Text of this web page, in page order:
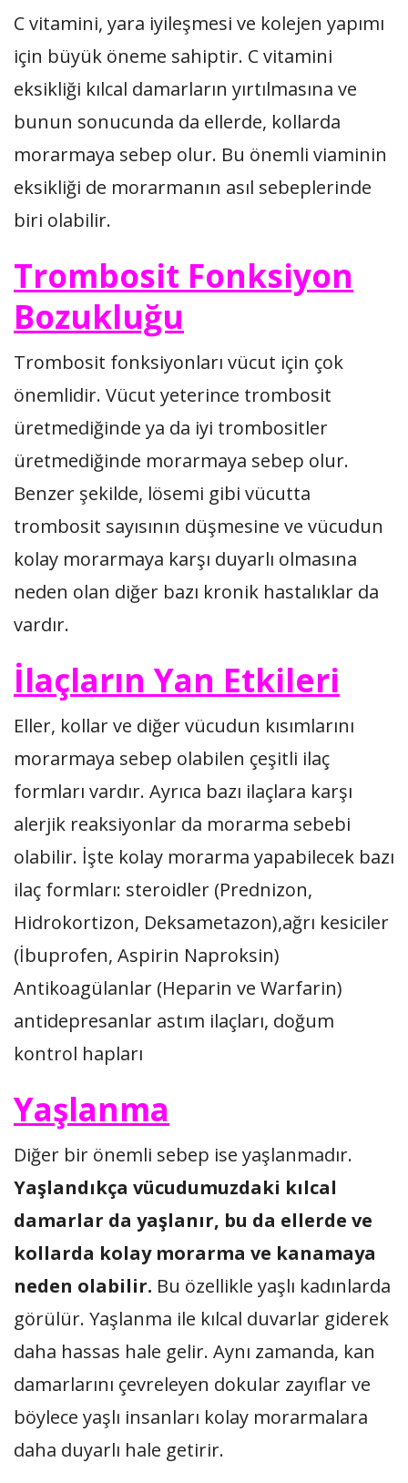
C vitamini, yara iyileşmesi ve kolejen yapımı
için büyük öneme sahiptir. C vitamini
eksikliği kılcal damarların yırtılmasına ve
bunun sonucunda da ellerde, kollarda
morarmaya sebep olur. Bu önemli viaminin
eksikliği de morarmanın asıl sebeplerinde
biri olabilir.
Trombosit Fonksiyon
Bozukluğu
Trombosit fonksiyonları vücut için çok
önemlidir. Vücut yeterince trombosit
üretmediğinde ya da iyi trombositler
üretmediğinde morarmaya sebep olur.
Benzer şekilde, lösemi gibi vücutta
trombosit sayısının düşmesine ve vücudun
kolay morarmaya karşı duyarlı olmasına
neden olan diğer bazı kronik hastalıklar da
vardır.
İlaçların Yan Etkileri
Eller, kollar ve diğer vücudun kısımlarını
morarmaya sebep olabilen çeşitli ilaç
formları vardır. Ayrıca bazı ilaçlara karşı
alerjik reaksiyonlar da morarma sebebi
olabilir. İşte kolay morarma yapabilecek bazı
ilaç formları: steroidler (Prednizon,
Hidrokortizon, Deksametazon),ağrı kesiciler
(İbuprofen, Aspirin Naproksin)
Antikoagülanlar (Heparin ve Warfarin)
antidepresanlar astım ilaçları, doğum
kontrol hapları
Yaşlanma
Diğer bir önemli sebep ise yaşlanmadır.
Yaşlandıkça vücudumuzdaki kılcal
damarlar da yaşlanır, bu da ellerde ve
kollarda kolay morarma ve kanamaya
neden olabilir. Bu özellikle yaşlı kadınlarda
görülür. Yaşlanma ile kılcal duvarlar giderek
daha hassas hale gelir. Aynı zamanda, kan
damarlarını çevreleyen dokular zayıflar ve
böylece yaşlı insanları kolay morarmalara
daha duyarlı hale getirir.